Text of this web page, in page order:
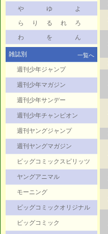
や
ゆ
よ
ら
り る れ
ろ
わ
を ん
雑誌別 一覧へ
週刊少年ジャンプ
週刊少年マガジン
週刊少年サンデー
週刊少年チャンピオン
週刊ヤングジャンプ
週刊ヤングマガジン
ビッグコミックスピリッツ
ヤングアニマル
モーニング
ビッグコミックオリジナル
ビッグコミック